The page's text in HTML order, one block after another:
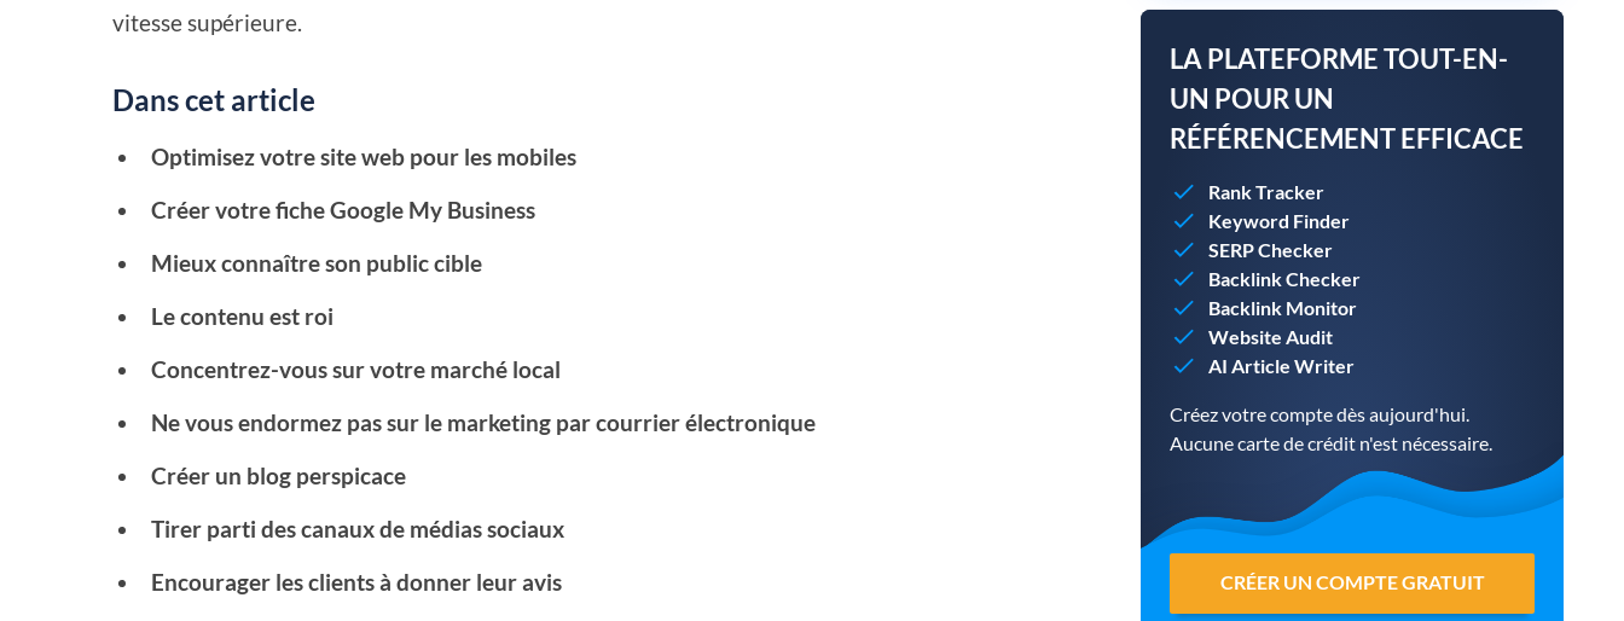
vitesse supérieure.
Dans cet article
Optimisez votre site web pour les mobiles
Créer votre fiche Google My Business
Mieux connaître son public cible
Le contenu est roi
Concentrez-vous sur votre marché local
Ne vous endormez pas sur le marketing par courrier électronique
Créer un blog perspicace
Tirer parti des canaux de médias sociaux
Encourager les clients à donner leur avis
LA PLATEFORME TOUT-EN-
UN POUR UN
RÉFÉRENCEMENT EFFICACE
Rank Tracker
Keyword Finder
SERP Checker
Backlink Checker
Backlink Monitor
Website Audit
AI Article Writer
Créez votre compte dès aujourd'hui.
Aucune carte de crédit n'est nécessaire.
CRÉER UN COMPTE GRATUIT